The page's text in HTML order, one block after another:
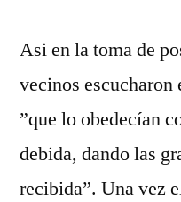
Asi en la toma de
vecinos
”que lo obedecían
debida, dando las
recibida”. Una vez